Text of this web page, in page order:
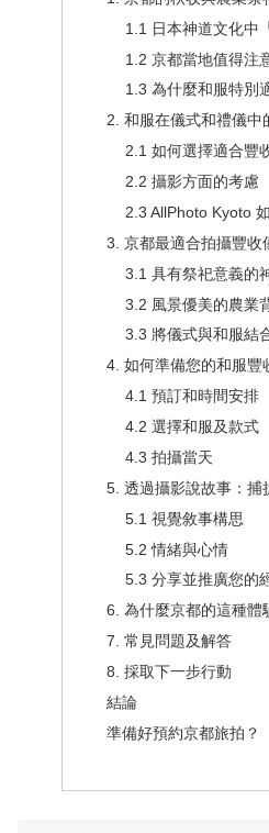
1.1 日本神道文化中
1.2 京都當地值得注
1.3 為什麼和服特別
2. 和服在儀式和禮儀中
2.1 如何選擇適合豐
2.2 攝影方面的考慮
2.3 AllPhoto Kyoto
3. 京都最適合拍攝豐收
3.1 具有祭祀意義的
3.2 風景優美的農業
3.3 將儀式與和服結
4. 如何準備您的和服豐
4.1 預訂和時間安排
4.2 選擇和服及款式
4.3 拍攝當天
5. 透過攝影說故事：捕
5.1 視覺敘事構思
5.2 情緒與心情
5.3 分享並推廣您的
6. 為什麼京都的這種體
7. 常見問題及解答
8. 採取下一步行動
結論
準備好預約京都旅拍？